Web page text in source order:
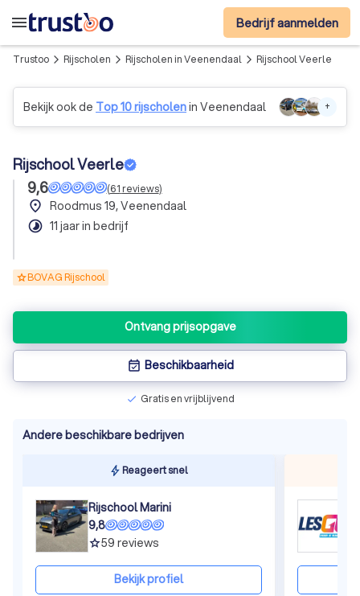
menu Bedrijf aanmelden
Trustoo arrow_forward_ios Rijscholen arrow_forward_ios Rijscholen in Veenendaal arrow_forward_ios Rijschool Veerle
Bekijk ook de Top 10 rijscholenin Veenendaal +
Rijschool Veerle
9,6
(61reviews)
place Roodmus 19, Veenendaal
timelapse 11 jaar in bedrijf
BOVAG Rijschool
Ontvang prijsopgave
event_available Beschikbaarheid
check Gratis en vrijblijvend
Andere beschikbare bedrijven
Reageert snel
Rijschool Marini
9,8
grade59 reviews
Bekijk profiel